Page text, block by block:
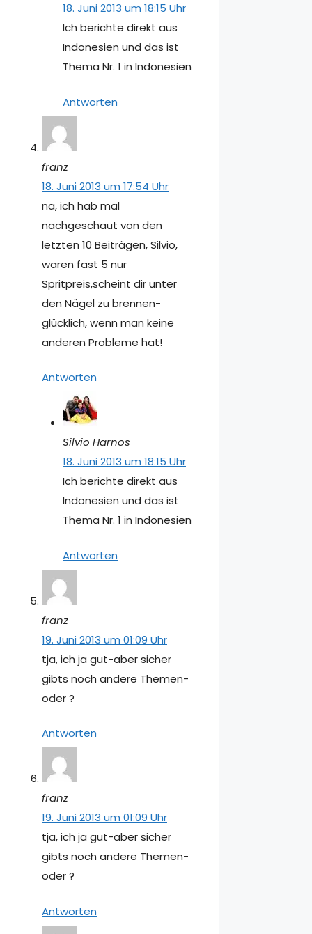
18. Juni 2013 um 18:15 Uhr
Ich berichte direkt aus
Indonesien und das ist
Thema Nr. 1 in Indonesien
Antworten
franz
18. Juni 2013 um 17:54 Uhr
na, ich hab mal
nachgeschaut von den
letzten 10 Beiträgen, Silvio,
waren fast 5 nur
Spritpreis,scheint dir unter
den Nägel zu brennen-
glücklich, wenn man keine
anderen Probleme hat!
Antworten
Silvio Harnos
18. Juni 2013 um 18:15 Uhr
Ich berichte direkt aus
Indonesien und das ist
Thema Nr. 1 in Indonesien
Antworten
franz
19. Juni 2013 um 01:09 Uhr
tja, ich ja gut-aber sicher
gibts noch andere Themen-
oder ?
Antworten
franz
19. Juni 2013 um 01:09 Uhr
tja, ich ja gut-aber sicher
gibts noch andere Themen-
oder ?
Antworten